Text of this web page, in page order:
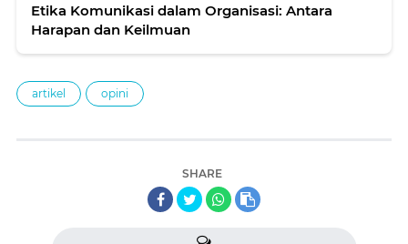
Etika Komunikasi dalam Organisasi: Antara
Harapan dan Keilmuan
artikel opini
SHARE